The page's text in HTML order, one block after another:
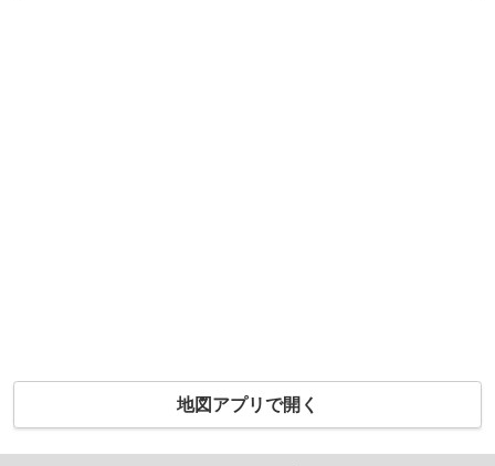
地図アプリで開く